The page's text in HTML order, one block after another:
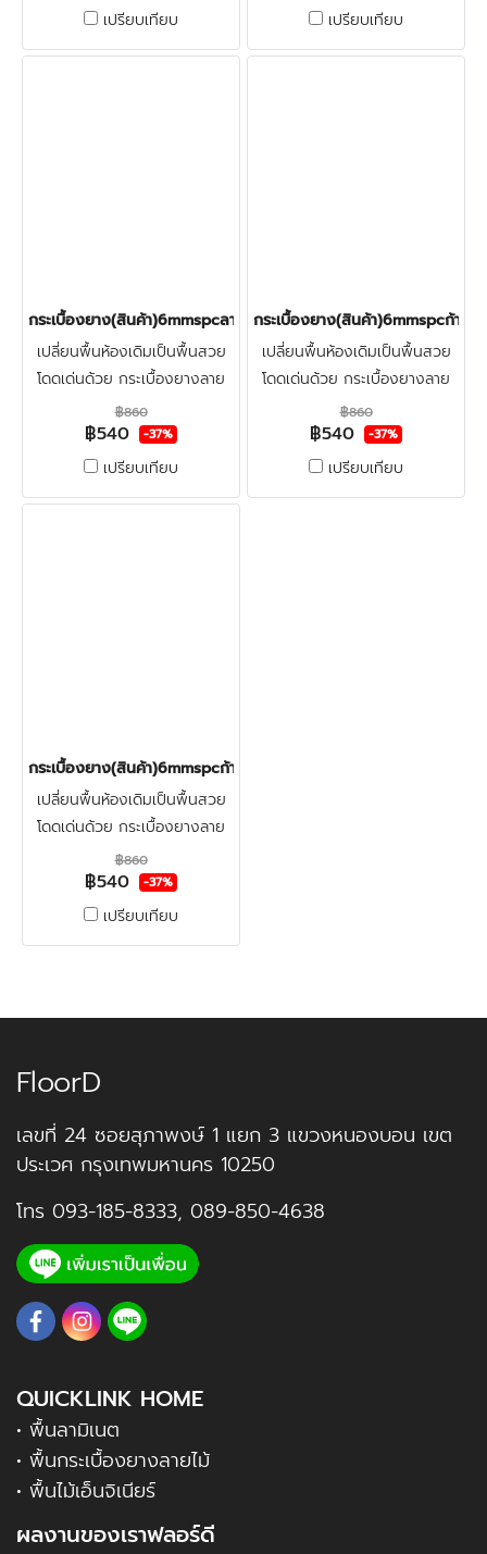
หน้าเคลือบชั้นกันรอย ทน
เปรียบเทียบ
หน้าเคลือบชั้นกันรอย ทน
เปรียบเทียบ
กระเบื้องยาง(สินค้า)6mmspcลายก้างปลา(ฺELEGANT) ราคา540บาท
เปลี่ยนพื้นห้องเดิมเป็นพื้นสวย
โดดเด่นด้วย กระเบื้องยางลาย
ก้างปลาspc6มิล ทำจากไวนิล
ผสมหิน สวยงามแข็งแรง ผิว
หน้าเคลือบชั้นกันรอย ทน
฿860
฿540 -37%
เปรียบเทียบ
กระเบื้องยาง(สินค้า)6mmspcก้างป
เปลี่ยนพื้นห้องเดิมเป็นพื้นสวย
โดดเด่นด้วย กระเบื้องยางลาย
ก้างปลาspc6มิล ทำจากไวนิล
ผสมหิน สวยงามแข็งแรง ผิว
หน้าเคลือบชั้นกันรอย ทน
฿860
฿540 -37%
เปรียบเทียบ
กระเบื้องยาง(สินค้า)6mmspcก้างปลา(ฺGREY) ราคา540บาท
เปลี่ยนพื้นห้องเดิมเป็นพื้นสวย
โดดเด่นด้วย กระเบื้องยางลาย
ก้างปลาspc6มิล ทำจากไวนิล
ผสมหิน สวยงามแข็งแรง ผิว
หน้าเคลือบชั้นกันรอย ทน
฿860
฿540 -37%
เปรียบเทียบ
FloorD
เลขที่ 24 ซอยสุภาพงษ์ 1 แยก 3 แขวงหนองบอน เขต
ประเวศ กรุงเทพมหานคร 10250
โทร 093-185-8333, 089-850-4638
QUICKLINK HOME
• พื้นลามิเนต
• พื้นกระเบื้องยางลายไม้
• พื้นไม้เอ็นจิเนียร์
ผลงานของเราฟลอร์ดี